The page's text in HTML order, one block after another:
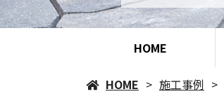
HOME
HOME 施工事例